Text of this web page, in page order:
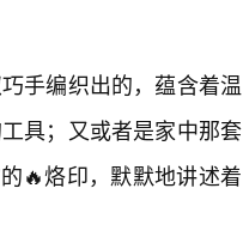
手编织出的，蕴含着温
具；又或者是家中那套
🔥烙印，默默地讲述着